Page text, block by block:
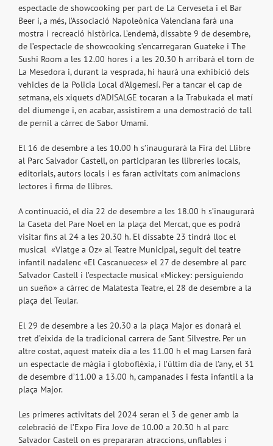
espectacle de showcooking per part de La Cerveseta i el Bar
Beer i, a més, l’Associació Napoleònica Valenciana farà una
mostra i recreació històrica. L’endemà, dissabte 9 de desembre,
de l’espectacle de showcooking s’encarregaran Guateke i The
Sushi Room a les 12.00 hores i a les 20.30 h arribarà el torn de
La Mesedora i, durant la vesprada, hi haurà una exhibició dels
vehicles de la Policia Local d’Algemesí. Per a tancar el cap de
setmana, els xiquets d’ADISALGE tocaran a la Trabukada el matí
del diumenge i, en acabar, assistirem a una demostració de tall
de pernil a càrrec de Sabor Umami.
El 16 de desembre a les 10.00 h s’inaugurarà la Fira del Llibre
al Parc Salvador Castell, on participaran les llibreries locals,
editorials, autors locals i es faran activitats com animacions
lectores i firma de llibres.
A continuació, el dia 22 de desembre a les 18.00 h s’inaugurarà
la Caseta del Pare Noel en la plaça del Mercat, que es podrà
visitar fins al 24 a les 20.30 h. El dissabte 23 tindrà lloc el
musical «Viatge a Oz» al Teatre Municipal, seguit del teatre
infantil nadalenc «El Cascanueces» el 27 de desembre al parc
Salvador Castell i l’espectacle musical «Mickey: persiguiendo
un sueño» a càrrec de Malatesta Teatre, el 28 de desembre a la
plaça del Teular.
El 29 de desembre a les 20.30 a la plaça Major es donarà el
tret d’eixida de la tradicional carrera de Sant Silvestre. Per un
altre costat, aquest mateix dia a les 11.00 h el mag Larsen farà
un espectacle de màgia i globoflèxia, i l’últim dia de l’any, el 31
de desembre d’11.00 a 13.00 h, campanades i festa infantil a la
plaça Major.
Les primeres activitats del 2024 seran el 3 de gener amb la
celebració de l’Expo Fira Jove de 10.00 a 20.30 h al parc
Salvador Castell on es prepararan atraccions, unflables i